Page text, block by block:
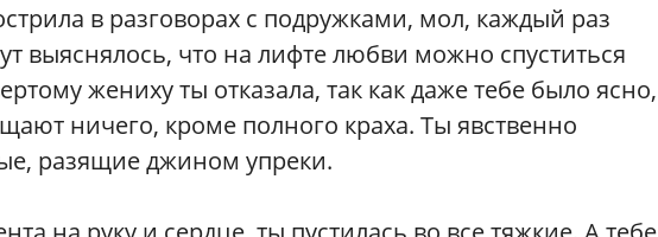
в разговорах с подружками, мол, каждый раз
выяснялось, что на лифте любви можно спуститься
жениху ты отказала, так как даже тебе было ясно,
ничего, кроме полного краха. Ты явственно
разящие джином упреки.